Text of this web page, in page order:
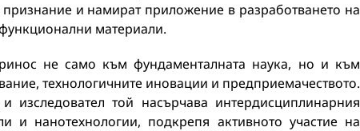
и намират приложение в разработването на
материали.
не само към фундаменталната наука, но и към
технологичните иновации и предприемачеството.
изследовател той насърчава интердисциплинарния
и нанотехнологии, подкрепя активното участие на